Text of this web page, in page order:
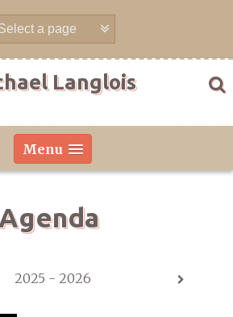
Langlois
Menu
Agenda
2025 - 2026